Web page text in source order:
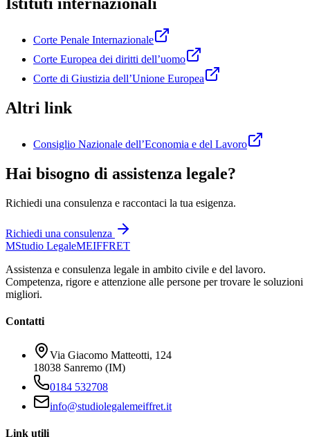
Corte Penale Internazionale
Corte Europea dei diritti dell’uomo
Corte di Giustizia dell’Unione Europea
Altri link
Consiglio Nazionale dell’Economia e del Lavoro
Hai bisogno di assistenza legale?
Richiedi una consulenza e raccontaci la tua esigenza.
Richiedi una consulenza
MStudio LegaleMEIFFRET
Assistenza e consulenza legale in ambito civile e del lavoro.
Competenza, rigore e attenzione alle persone per trovare le soluzioni
migliori.
Contatti
Via Giacomo Matteotti, 124
18038 Sanremo (IM)
0184 532708
info@studiolegalemeiffret.it
Link utili